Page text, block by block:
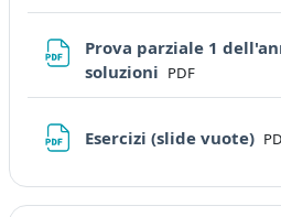
Prova parziale 1
soluzioni File
PDF
Esercizi (slide vuote)